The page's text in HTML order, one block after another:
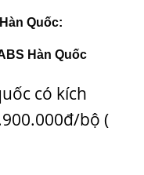
Quốc:
Hàn Quốc
có kích
bộ (